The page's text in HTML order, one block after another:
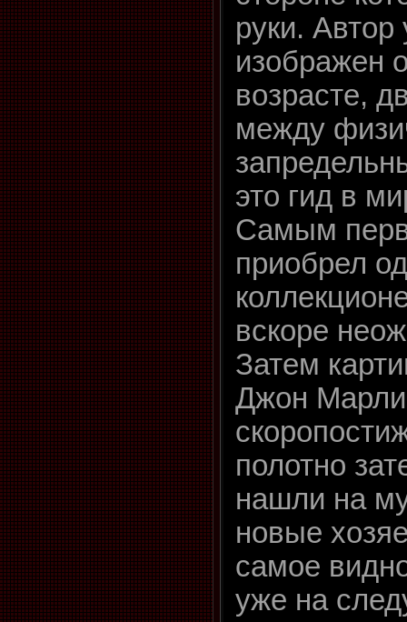
руки. Автор
изображен
возрасте,
между
это гид в
Самым
приобрел
вскоре
Затем
Джон
полотно
нашли на
новые
самое
уже на